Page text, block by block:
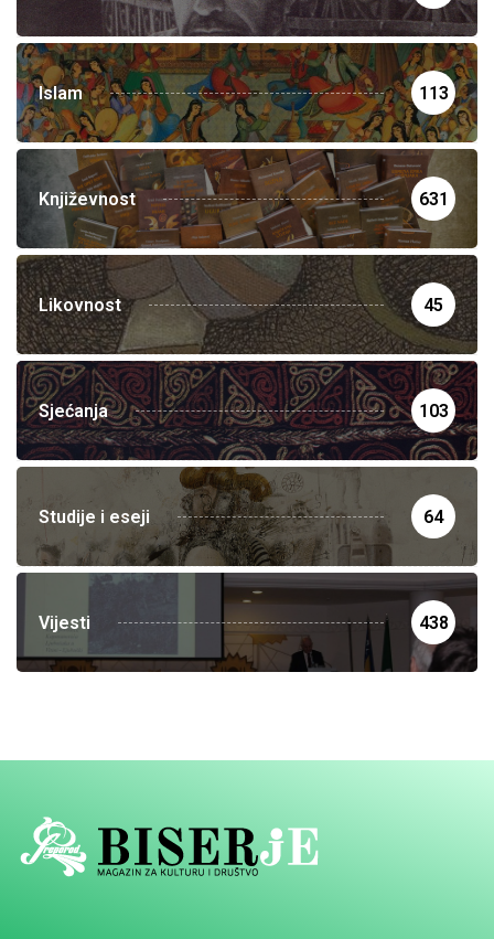
Islam 113
Književnost 631
Likovnost 45
Sjećanja 103
Studije i eseji 64
Vijesti 438